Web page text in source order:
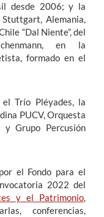
desde 2006; y la
Alemania,
“Dal Niente”, del
en la
formado en el
Trío Pléyades, la
PUCV, Orquesta
y Grupo Percusión
el Fondo para el
2022 del
y el Patrimonio,
conferencias,